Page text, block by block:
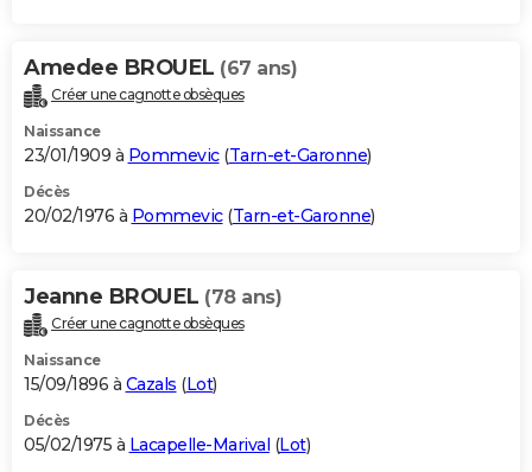
Amedee BROUEL (67 ans)
Créer une cagnotte obsèques
Naissance
23/01/1909 à Pommevic(Tarn-et-Garonne)
Décès
20/02/1976 à Pommevic(Tarn-et-Garonne)
Jeanne BROUEL (78 ans)
Créer une cagnotte obsèques
Naissance
15/09/1896 à Cazals (Lot)
Décès
05/02/1975 à Lacapelle-Marival (Lot)